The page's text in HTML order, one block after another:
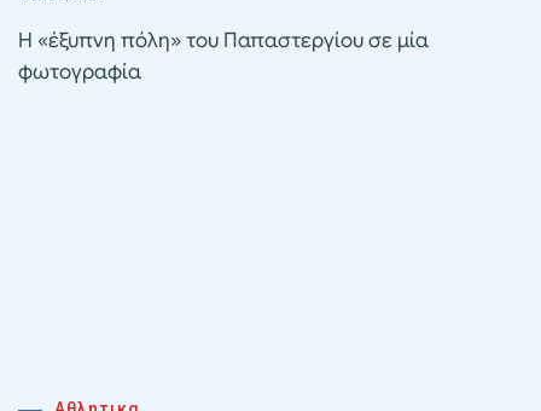
Η «έξυπνη πόλη» του Παπαστεργίου σε μία
φωτογραφία